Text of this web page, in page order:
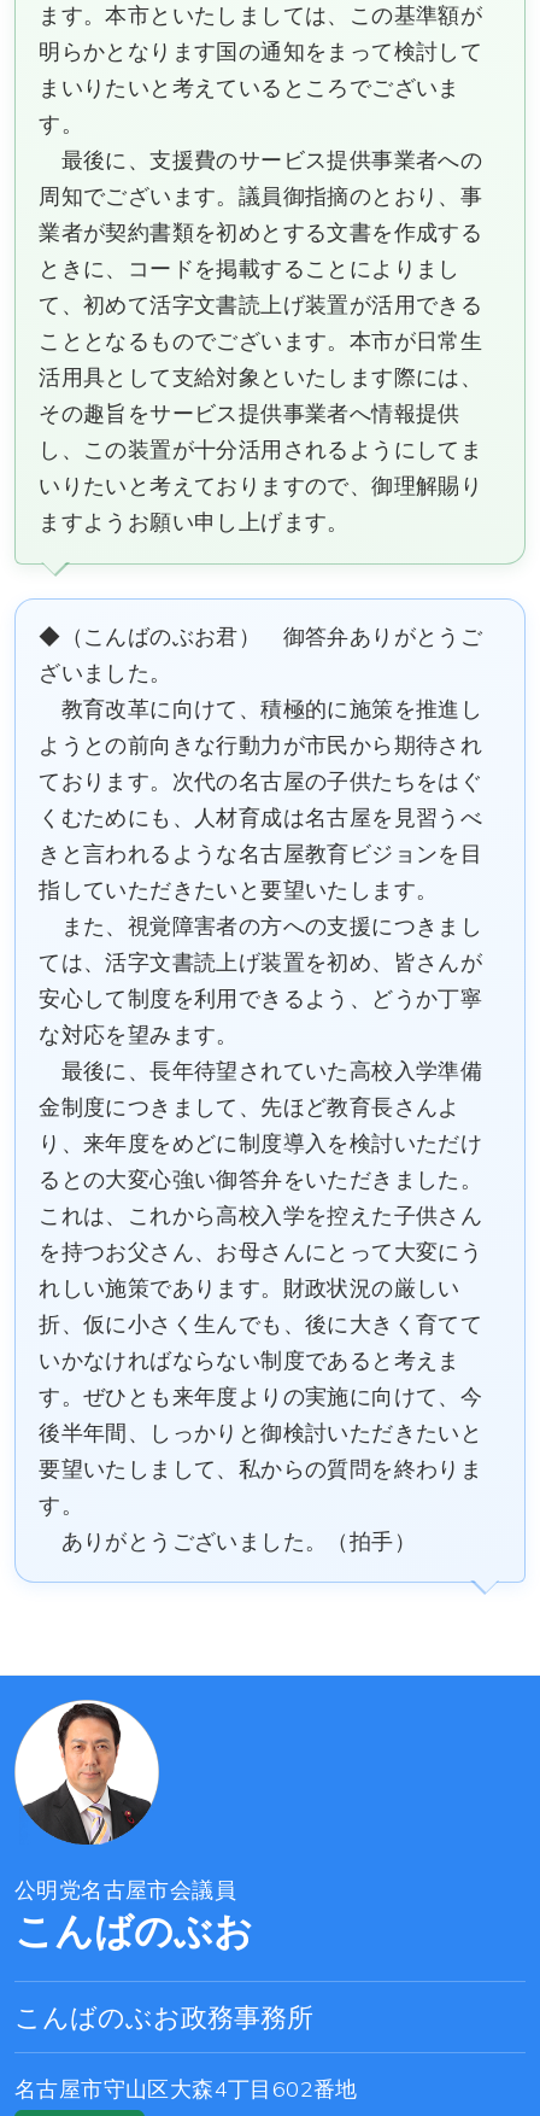
ます。本市といたしましては、この基準額が
明らかとなります国の通知をまって検討して
まいりたいと考えているところでございま
す。
最後に、支援費のサービス提供事業者への
周知でございます。議員御指摘のとおり、事
業者が契約書類を初めとする文書を作成する
ときに、コードを掲載することによりまし
て、初めて活字文書読上げ装置が活用できる
こととなるものでございます。本市が日常生
活用具として支給対象といたします際には、
その趣旨をサービス提供事業者へ情報提供
し、この装置が十分活用されるようにしてま
いりたいと考えておりますので、御理解賜り
ますようお願い申し上げます。
◆（こんばのぶお君） 御答弁ありがとうご
ざいました。
教育改革に向けて、積極的に施策を推進し
ようとの前向きな行動力が市民から期待され
ております。次代の名古屋の子供たちをはぐ
くむためにも、人材育成は名古屋を見習うべ
きと言われるような名古屋教育ビジョンを目
指していただきたいと要望いたします。
また、視覚障害者の方への支援につきまし
ては、活字文書読上げ装置を初め、皆さんが
安心して制度を利用できるよう、どうか丁寧
な対応を望みます。
最後に、長年待望されていた高校入学準備
金制度につきまして、先ほど教育長さんよ
り、来年度をめどに制度導入を検討いただけ
るとの大変心強い御答弁をいただきました。
これは、これから高校入学を控えた子供さん
を持つお父さん、お母さんにとって大変にう
れしい施策であります。財政状況の厳しい
折、仮に小さく生んでも、後に大きく育てて
いかなければならない制度であると考えま
す。ぜひとも来年度よりの実施に向けて、今
後半年間、しっかりと御検討いただきたいと
要望いたしまして、私からの質問を終わりま
す。
ありがとうございました。（拍手）
公明党名古屋市会議員
こんばのぶお
こんばのぶお政務事務所
名古屋市守山区大森4丁目602番地